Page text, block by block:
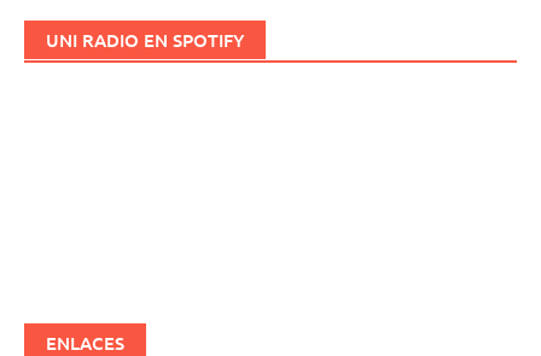
UNI RADIO EN SPOTIFY
ENLACES